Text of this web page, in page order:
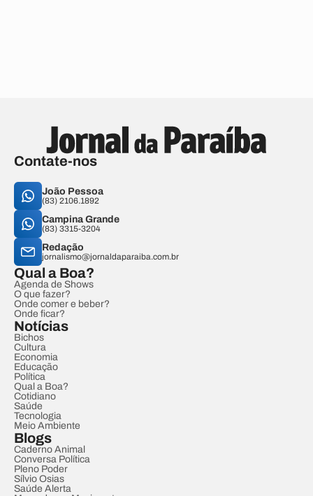
Contate-nos
João Pessoa
(83) 2106.1892
Campina Grande
(83) 3315-3204
Redação
jornalismo@jornaldaparaiba.com.br
Qual a Boa?
Agenda de Shows
O que fazer?
Onde comer e beber?
Onde ficar?
Notícias
Bichos
Cultura
Economia
Educação
Política
Qual a Boa?
Cotidiano
Saúde
Tecnologia
Meio Ambiente
Blogs
Caderno Animal
Conversa Política
Pleno Poder
Sílvio Osias
Saúde Alerta